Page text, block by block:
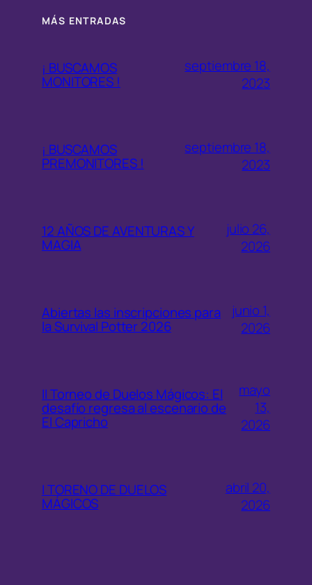
MÁS ENTRADAS
¡ BUSCAMOS
MONITORES !
septiembre 18,
2023
¡ BUSCAMOS
PREMONITORES !
septiembre 18,
2023
12 AÑOS DE AVENTURAS Y
MAGIA
julio 26,
2026
Abiertas las inscripciones para
la Survival Potter 2026
junio 1,
2026
II Torneo de Duelos Mágicos: El
desafío regresa al escenario de
El Capricho
mayo
13,
2026
I TORENO DE DUELOS
MÁGICOS
abril 20,
2026